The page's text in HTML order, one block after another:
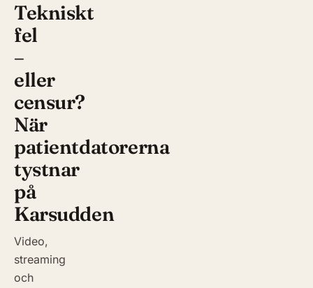
Tekniskt
fel
–
eller
censur?
När
patientdatorerna
tystnar
på
Karsudden
Video,
streaming
och